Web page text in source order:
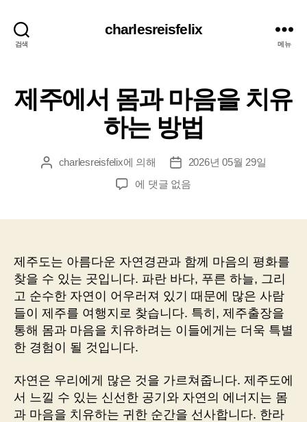
검색
charlesreisfelix
메뉴
제주에서 몸과 마음을 치유
하는 방법
게
성
charlesreisfelix에 의해
게
시
물
짜
2026년 05월 29일
제
과
마
음
을
치
유
하
방
법
에 댓글 없음
제주도는 아름다운 자연경관과 함께 마음의 평화를
찾을 수 있는 곳입니다. 파란 바다, 푸른 하늘, 그리
고 순수한 자연이 어우러져 있기 때문에 많은 사람
들이 제주를 여행지로 찾습니다. 특히, 제주출장을
통해 몸과 마음을 치유하려는 이들에게는 더욱 특별
한 경험이 될 것입니다.
자연은 우리에게 많은 것을 가르쳐줍니다. 제주도에
서 느낄 수 있는 신선한 공기와 자연의 에너지는 몸
과 마음을 치유하는 귀한 순간을 선사합니다. 한라